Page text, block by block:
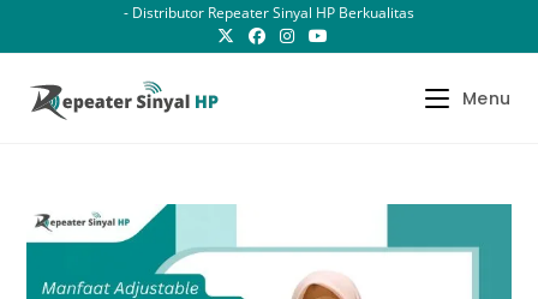
- Distributor Repeater Sinyal HP Berkualitas
Menu